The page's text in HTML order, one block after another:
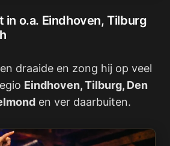
in o.a. Eindhoven, Tilburg
draaide en zong hij op veel
Eindhoven, Tilburg, Den
en ver daarbuiten.